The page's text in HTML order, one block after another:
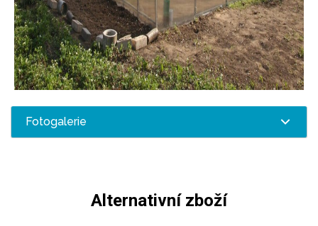
Fotogalerie
Alternativní zboží